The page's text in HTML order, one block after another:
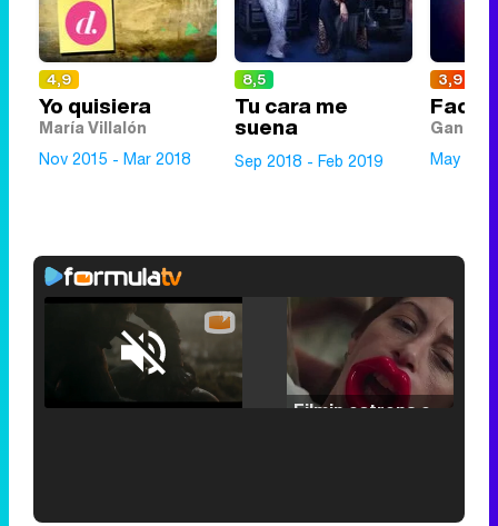
4,9
Yo quisiera
María Villalón
Nov 2015 - Mar 2018
8,5
Tu cara me
suena
Sep 2018 - Feb 2019
3,9
May
Unmute /
Loaded
25.30%